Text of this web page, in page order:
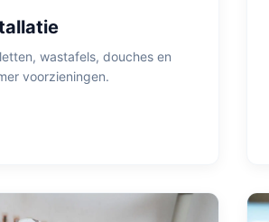
wastafels, douches en
voorzieningen.